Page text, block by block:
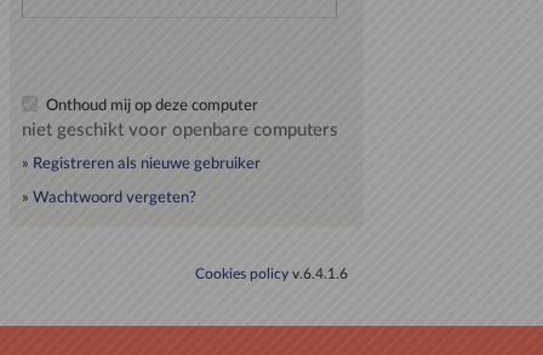
Onthoud mij op deze computer
niet geschikt voor openbare computers
» Registreren als nieuwe gebruiker
» Wachtwoord vergeten?
Cookies policy v.6.4.1.6